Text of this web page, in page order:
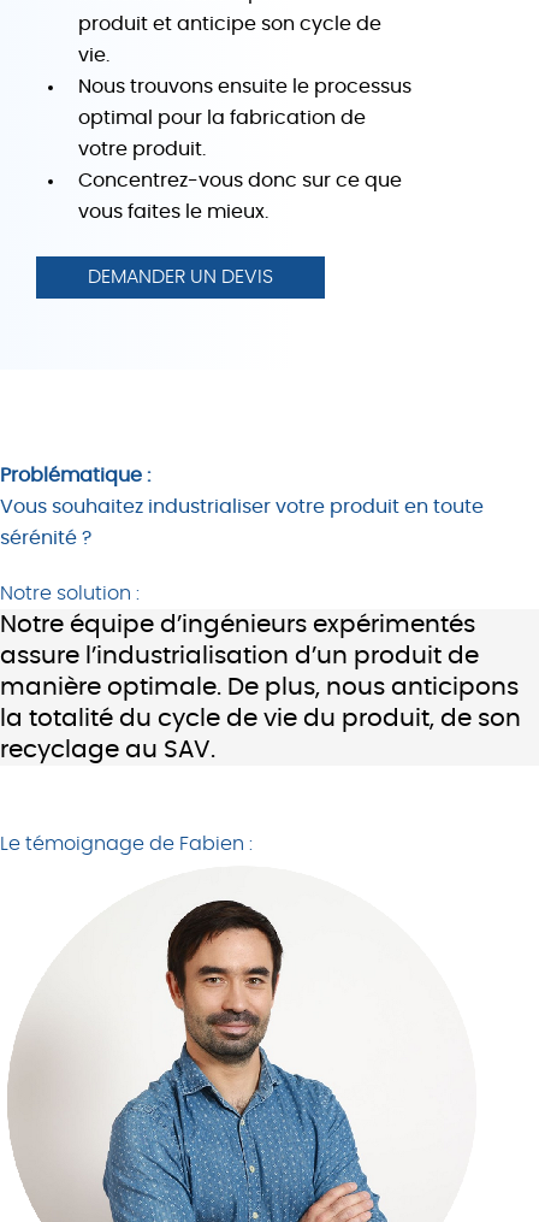
produit et anticipe son cycle de
vie.
Nous trouvons ensuite le processus
optimal pour la fabrication de
votre produit.
Concentrez-vous donc sur ce que
vous faites le mieux.
DEMANDER UN DEVIS
Problématique :
Vous souhaitez industrialiser votre produit en toute
sérénité ?
Notre solution :
Notre équipe d’ingénieurs expérimentés
assure l’industrialisation d’un produit de
manière optimale. De plus, nous anticipons
la totalité du cycle de vie du produit, de son
recyclage au SAV.
Le témoignage de Fabien :